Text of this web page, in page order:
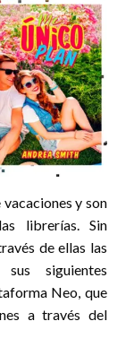
y son
librerías. Sin
de ellas las
siguientes
Neo, que
a través del